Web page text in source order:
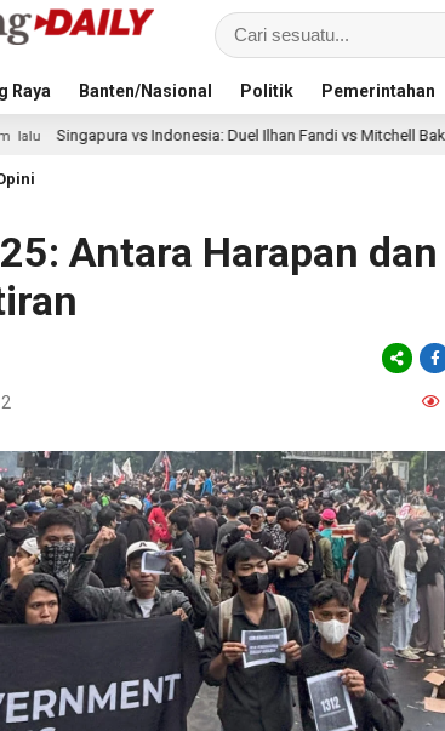
Raya Banten/Nasional Politik Pemerintahan
Indonesia: Duel Ilhan Fandi vs Mitchell Baker Jadi Sorotan di
Antara Harapan dan